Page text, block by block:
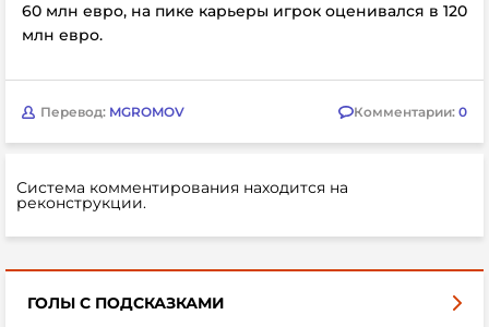
60 млн евро, на пике карьеры игрок оценивался в 120
млн евро.
Перевод: MGROMOV Комментарии: 0
Система комментирования находится на
реконструкции.
ГОЛЫ С ПОДСКАЗКАМИ